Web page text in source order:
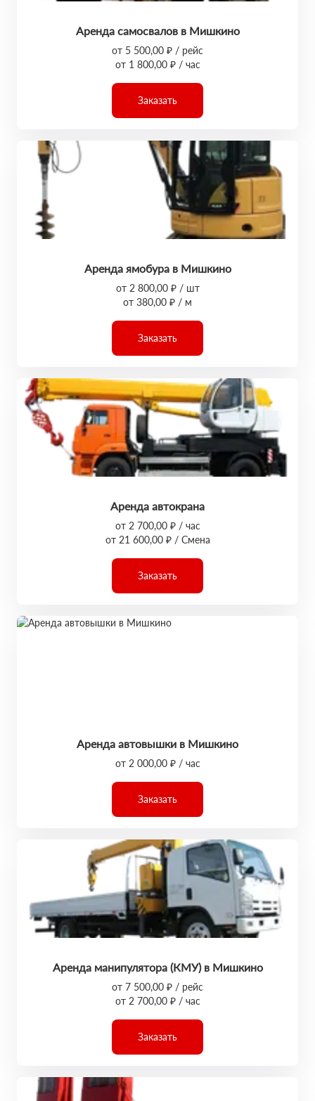
Аренда самосвалов в Мишкино
от 5 500,00 ₽ / рейс
от 1 800,00 ₽ / час
Заказать
Аренда ямобура в Мишкино
от 2 800,00 ₽ / шт
от 380,00 ₽ / м
Заказать
Аренда автокрана
от 2 700,00 ₽ / час
от 21 600,00 ₽ / Смена
Заказать
Аренда автовышки в Мишкино
от 2 000,00 ₽ / час
Заказать
Аренда манипулятора (КМУ) в Мишкино
от 7 500,00 ₽ / рейс
от 2 700,00 ₽ / час
Заказать